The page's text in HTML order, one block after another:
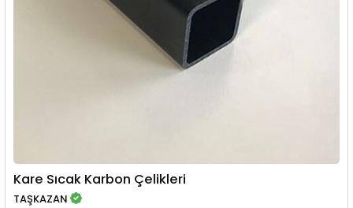
Kare Sıcak Karbon Çelikleri
TAŞKAZAN